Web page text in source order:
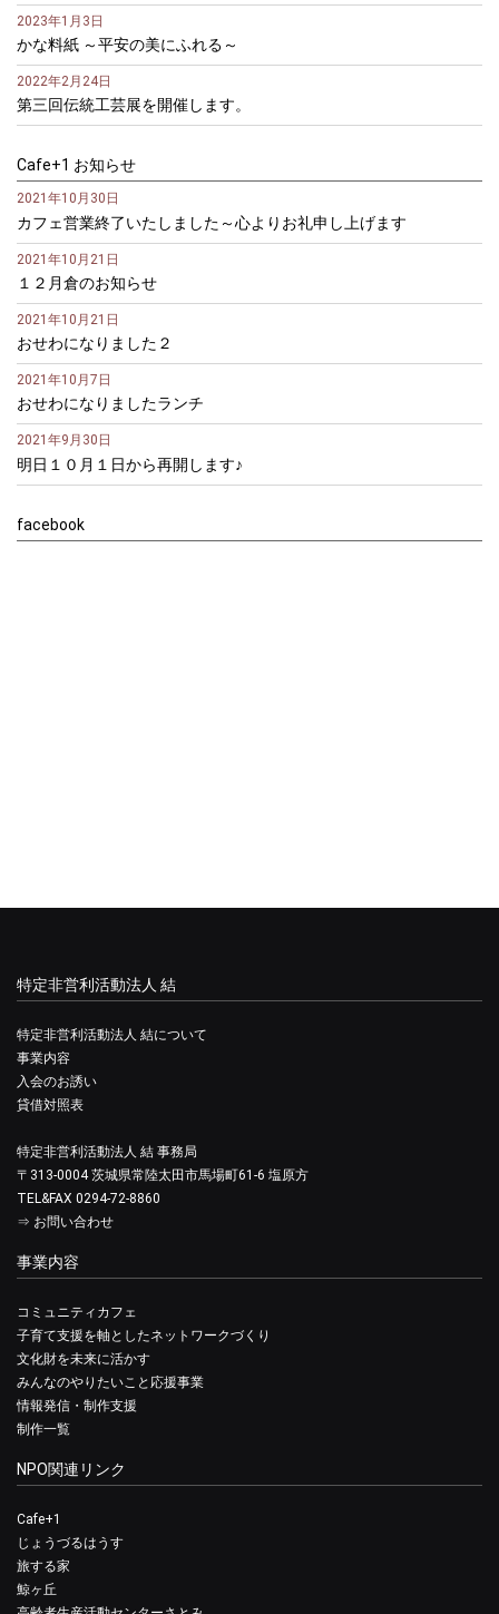
2023年1月3日
かな料紙 ～平安の美にふれる～
2022年2月24日
第三回伝統工芸展を開催します。
Cafe+1 お知らせ
2021年10月30日
カフェ営業終了いたしました～心よりお礼申し上げます
2021年10月21日
１２月倉のお知らせ
2021年10月21日
おせわになりました２
2021年10月7日
おせわになりましたランチ
2021年9月30日
明日１０月１日から再開します♪
facebook
特定非営利活動法人 結
特定非営利活動法人 結について
事業内容
入会のお誘い
貸借対照表
特定非営利活動法人 結 事務局
〒313-0004 茨城県常陸太田市馬場町61-6 塩原方
TEL&FAX 0294-72-8860
⇒ お問い合わせ
事業内容
コミュニティカフェ
子育て支援を軸としたネットワークづくり
文化財を未来に活かす
みんなのやりたいこと応援事業
情報発信・制作支援
制作一覧
NPO関連リンク
Cafe+1
じょうづるはうす
旅する家
鯨ヶ丘